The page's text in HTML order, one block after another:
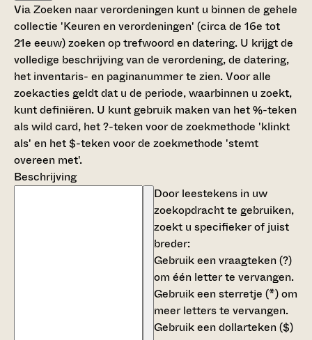
Via Zoeken naar verordeningen kunt u binnen de gehele
collectie 'Keuren en verordeningen' (circa de 16e tot
21e eeuw) zoeken op trefwoord en datering. U krijgt de
volledige beschrijving van de verordening, de datering,
het inventaris- en paginanummer te zien. Voor alle
zoekacties geldt dat u de periode, waarbinnen u zoekt,
kunt definiëren. U kunt gebruik maken van het %-teken
als wild card, het ?-teken voor de zoekmethode 'klinkt
als' en het $-teken voor de zoekmethode 'stemt
overeen met'.
Beschrijving
Door leestekens in uw
zoekopdracht te gebruiken,
zoekt u specifieker of juist
breder:
Gebruik eenvraagteken (?)
om één letter te vervangen.
Gebruik eensterretje (*)om
meer letters te vervangen.
Gebruik eendollarteken ($)